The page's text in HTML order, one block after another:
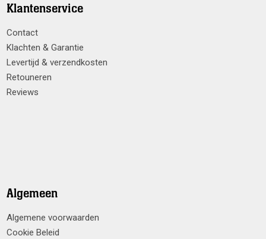
Klantenservice
Contact
Klachten & Garantie
Levertijd & verzendkosten
Retouneren
Reviews
Algemeen
Algemene voorwaarden
Cookie Beleid